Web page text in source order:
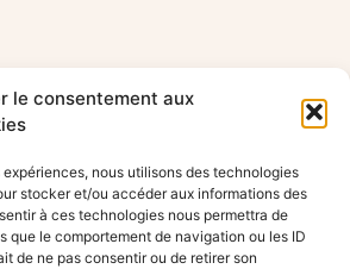
le consentement aux
nous utilisons des technologies
stocker et/ou accéder aux informations des
à ces technologies nous permettra de
que le comportement de navigation ou les ID
de ne pas consentir ou de retirer son